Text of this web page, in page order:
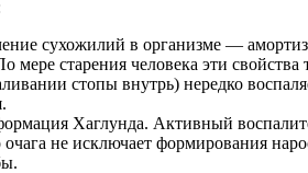
сухожилий в организме —
мере старения человека эти
стопы внутрь) нередко
Хаглунда. Активный
не исключает формирования